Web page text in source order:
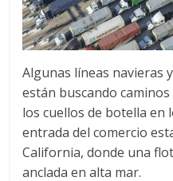
n
a
–
T
Algunas líneas navieras
están buscando
los cuellos de botella en
entrada del comercio
California, donde una
anclada en alta mar.